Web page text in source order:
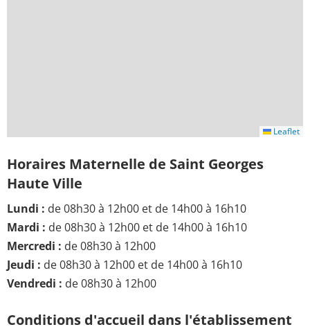
Leaflet
Horaires Maternelle de Saint Georges
Haute Ville
Lundi : de 08h30 à 12h00 et de 14h00 à 16h10
Mardi : de 08h30 à 12h00 et de 14h00 à 16h10
Mercredi : de 08h30 à 12h00
Jeudi : de 08h30 à 12h00 et de 14h00 à 16h10
Vendredi : de 08h30 à 12h00
Conditions d'accueil dans l'établissement